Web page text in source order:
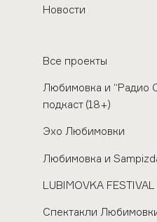
Новости
Все проекты
Любимовка и “Радио
подкаст (18+)
Эхо Любимовки
Любимовка и
LUBIMOVKA FESTIVAL
Спектакли